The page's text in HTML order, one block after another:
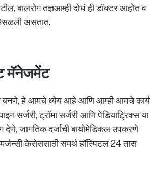
बालरोग तज्ञआम्ही दोघं ही डॉक्टर आहोत व
असतात.
मॅनेजमेंट
बनणे, हे आमचे ध्येय आहे आणि आम्ही आमचे कार्य
सर्जरी, ट्रॉमा सर्जरी आणि पेडियाट्रिक्स या
देणे, जागतिक दर्जाची बायोमेडिकल उपकरणे
केसेससाठी समर्थ हॉस्पिटल 24 तास